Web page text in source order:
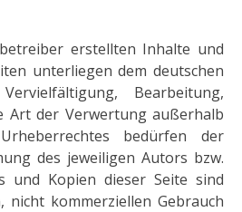
erstellten Inhalte und
unterliegen dem deutschen
Bearbeitung,
Art der Verwertung außerhalb
bedürfen der
des jeweiligen Autors bzw.
und Kopien dieser Seite sind
kommerziellen Gebrauch